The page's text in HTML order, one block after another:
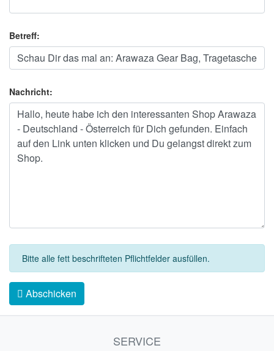
Betreff:
Nachricht:
Bitte alle fett beschrifteten Pflichtfelder ausfüllen.
Abschicken
SERVICE